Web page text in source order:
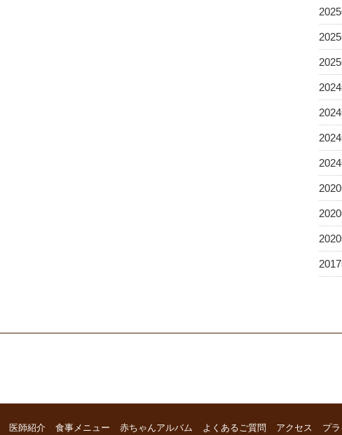
医師紹介 食事メニュー 赤ちゃんアルバム よくあるご質問 アクセス プ